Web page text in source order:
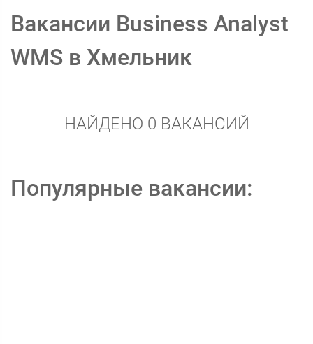
Вакансии Business Analyst
WMS в Хмельник
НАЙДЕНО 0 ВАКАНСИЙ
Популярные вакансии: